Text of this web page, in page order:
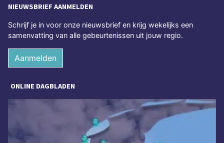
NIEUWSBRIEF AANMELDEN
Schrijf je in voor onze nieuwsbrief en krijg wekelijks een
samenvatting van alle gebeurtenissen uit jouw regio.
Aanmelden
ONLINE DAGBLADEN